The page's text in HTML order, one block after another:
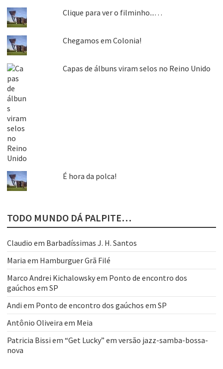
Clique para ver o filminho...…
Chegamos em Colonia!
Capas de álbuns viram selos no Reino Unido
É hora da polca!
TODO MUNDO DÁ PALPITE…
Claudio em Barbadíssimas J. H. Santos
Maria em Hamburguer Grã Filé
Marco Andrei Kichalowskyem Ponto de encontro dos
gaúchos em SP
Andi em Ponto de encontro dos gaúchos em SP
Antônio Oliveira em Meia
Patricia Bissi em “Get Lucky” em versão jazz-samba-bossa-
nova